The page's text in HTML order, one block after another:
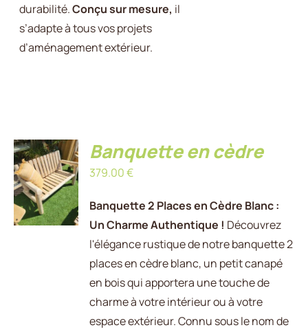
durabilité.Conçu sur mesure, il
s’adapte à tous vos projets
d’aménagement extérieur.
AJOUTER
AU
PANIER
/
DÉTAILS
Banquette en cèdre
379.00€
Banquette 2 Places en Cèdre Blanc :
Un Charme Authentique ! Découvrez
l'élégance rustique de notre banquette 2
places en cèdre blanc, un petit canapé
en bois qui apportera une touche de
charme à votre intérieur ou à votre
espace extérieur. Connu sous le nom de